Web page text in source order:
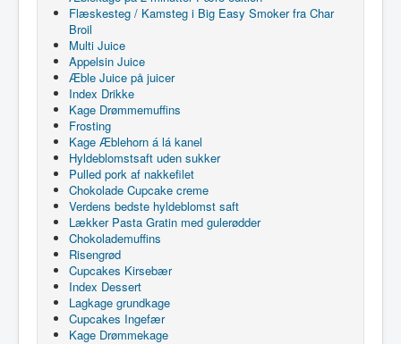
Flæskesteg / Kamsteg i Big Easy Smoker fra Char
Broil
Multi Juice
Appelsin Juice
Æble Juice på juicer
Index Drikke
Kage Drømmemuffins
Frosting
Kage Æblehorn á lá kanel
Hyldeblomstsaft uden sukker
Pulled pork af nakkefilet
Chokolade Cupcake creme
Verdens bedste hyldeblomst saft
Lækker Pasta Gratin med gulerødder
Chokolademuffins
Risengrød
Cupcakes Kirsebær
Index Dessert
Lagkage grundkage
Cupcakes Ingefær
Kage Drømmekage